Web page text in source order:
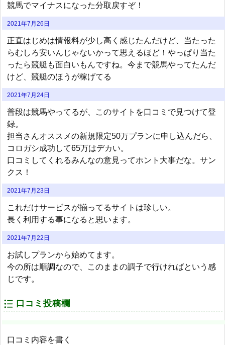
競馬でマイナスになった分取戻すぞ！
2021年7月26日
正直はじめは情報料が少し高く感じたんだけど、当たった
らむしろ安いんじゃないかって思えるほど！やっぱり当た
ったら競艇も面白いもんですね。今まで競馬やってたんだ
けど、競艇のほうが稼げてる
2021年7月24日
普段は競馬やってるが、このサイトを口コミで見つけて登
録。
担当さんオススメの新規限定50万プランに申し込んだら、
コロガシ成功して65万はデカい。
口コミしてくれるみんなの意見ってホント大事だな。サン
クス！
2021年7月23日
これだけサービスが揃ってるサイトは珍しい。
長く利用する事になると思います。
2021年7月22日
お試しプランから始めてます。
今の所は順調なので、このままの調子で行ければという感
じです。
口コミ投稿欄
口コミ内容を書く